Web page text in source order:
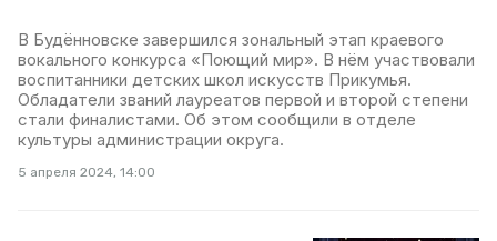
В Будённовске завершился зональный этап краевого
вокального конкурса «Поющий мир». В нём участвовали
воспитанники детских школ искусств Прикумья.
Обладатели званий лауреатов первой и второй степени
стали финалистами. Об этом сообщили в отделе
культуры администрации округа.
5 апреля 2024, 14:00